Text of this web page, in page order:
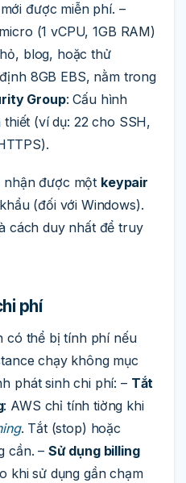
được miễn phí. –
(1 vCPU, 1GB RAM)
blog, hoặc thử
8GB EBS, nằm trong
Group: Cấu hình
(ví dụ: 22 cho SSH,
nhận được một keypair
(đối với Windows).
cách duy nhất để truy
phí
có thể bị tính phí nếu
chạy không mục
phát sinh chi phí: – Tắt
: AWS chỉ tính tiờng khi
. Tắt (stop) hoặc
cần. – Sử dụng billing
khi sử dụng gần chạm